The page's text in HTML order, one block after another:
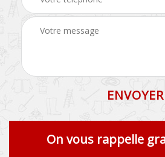
On vous rappelle